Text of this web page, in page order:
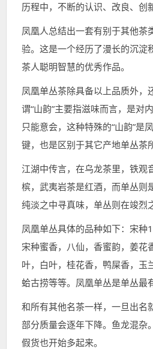
历程中，不断的认识、改良、创
凤凰人总结出一套有别于其他茶
验。这是一个经历了漫长的沉淀
茶人聪明智慧的优秀作品。
凤凰单丛茶除具备以上品质外，
谓“山韵”主要指滋味而言，是对
只能意会，这种特殊的“山韵”是
键，也是区别于其它产地单丛茶
江湖中传言，在乌龙茶里，铁观
槟，武夷岩茶是红酒，而单丛则
纯淡之中寻真味，单丛则在竣烈
凤凰单丛具体的品种如下：宋种
宋种蜜香，八仙，香蜜韵，姜花
叶，白叶，桂花香，鸭屎香，玉
蛤古捞等等。凤凰单丛是单丛最
和所有其他名茶一样，一旦出名
部分质量会逐年下降。鱼龙混杂
假货也开始多起来。